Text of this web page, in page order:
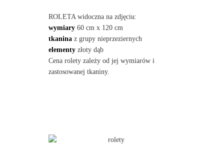
ROLETA widoczna na zdjęciu:
wymiary60 cm x 120 cm
tkaninaz grupy nieprzeziernych
elementyzłoty dąb
Cena rolety zależy od jej wymiarów i
zastosowanej tkaniny.